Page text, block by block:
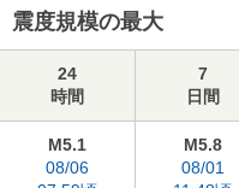
震度規模の最大
24
時間
7
日間
M5.1
08/06
M5.8
08/01